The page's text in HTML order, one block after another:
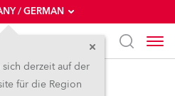
/ GERMAN
derzeit auf der
für die Region